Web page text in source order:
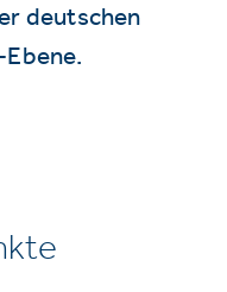
deutschen